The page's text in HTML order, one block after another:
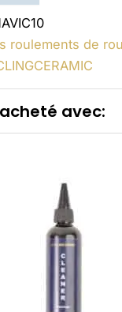
roulements de
avec: